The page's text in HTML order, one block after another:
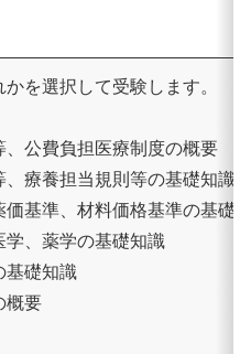
を選択して受験します。
、公費負担医療制度の概要
、療養担当規則等の基礎知識
価基準、材料価格基準の基礎
学、薬学の基礎知識
基礎知識
概要